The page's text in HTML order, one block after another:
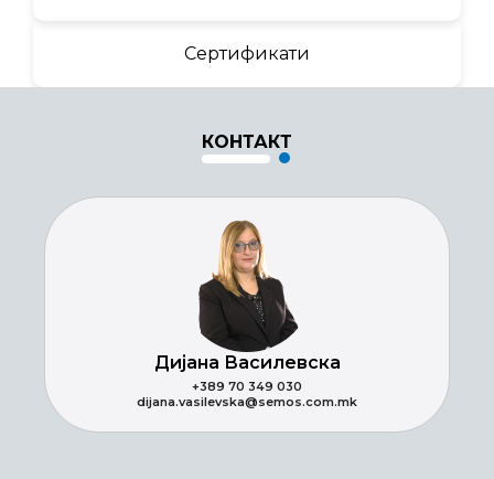
Сертификати
КОНТАКТ
Дијана Василевска
+389 70 349 030
dijana.vasilevska@semos.com.mk